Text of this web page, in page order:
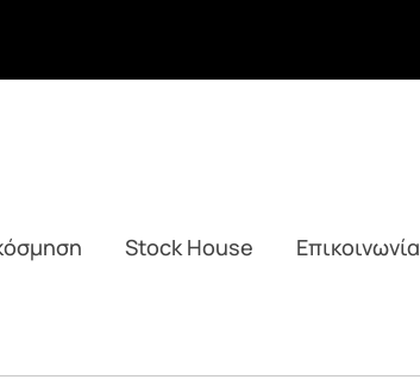
Stock House Επικοινωνία